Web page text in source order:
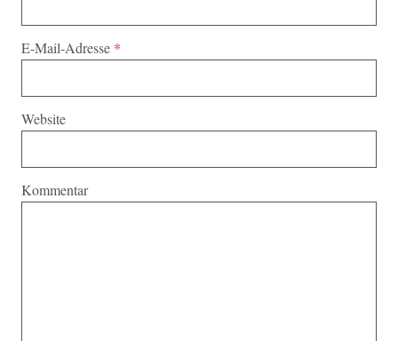
E-Mail-Adresse *
Website
Kommentar